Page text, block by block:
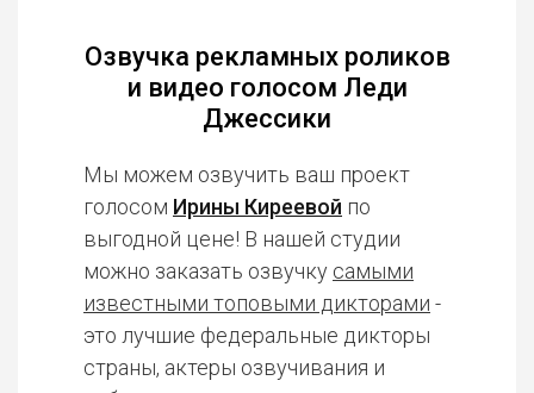
Озвучка рекламных роликов
и видео голосом Леди
Джессики
Мы можем озвучить ваш проект
голосом Ирины Киреевой по
выгодной цене! В нашей студии
можно заказать озвучку самыми
известными топовыми дикторами -
это лучшие федеральные дикторы
страны, актеры озвучивания и